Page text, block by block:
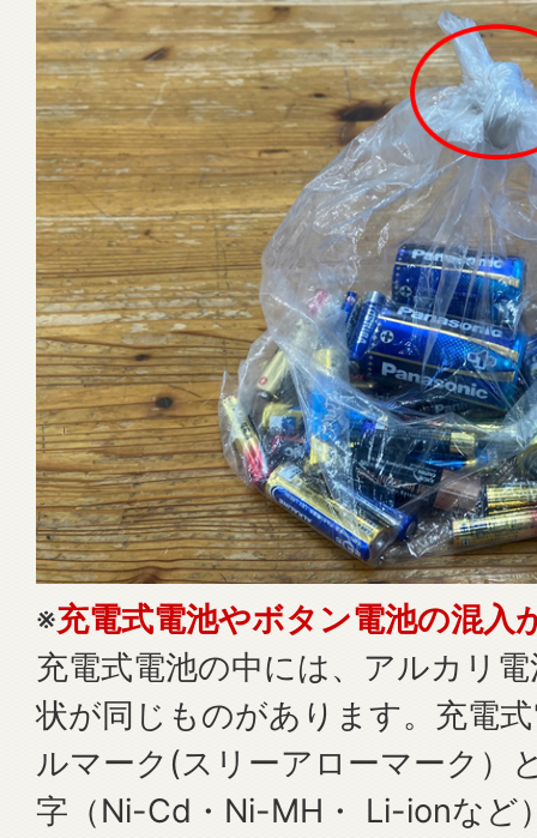
※充電式電池やボタン電池の混入
充電式電池の中には、アルカリ
状が同じものがあります。充電
ルマーク(スリーアローマーク）
字（Ni-Cd・Ni-MH・ Li-ionなど